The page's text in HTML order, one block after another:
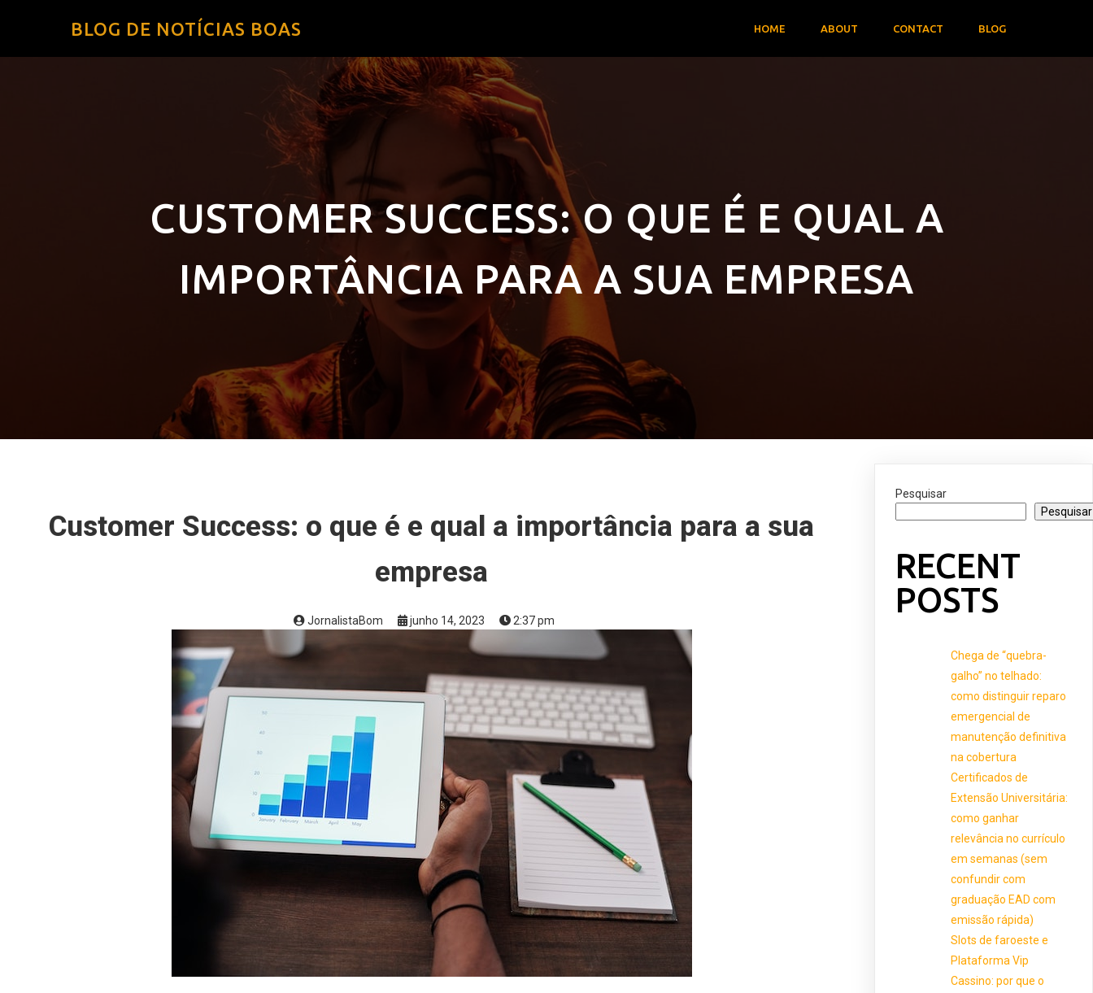
BLOG DE NOTÍCIAS BOAS HOME ABOUT CONTACT BLOG
CUSTOMER SUCCESS: O QUE É E QUAL A
IMPORTÂNCIA PARA A SUA EMPRESA
Customer Success: o que é e qual a importância para a sua
empresa
JornalistaBom junho 14, 2023 2:37 pm
Pesquisar
Pesquisar
RECENT
POSTS
Chega de “quebra-
galho” no telhado:
como distinguir reparo
emergencial de
manutenção definitiva
na cobertura
Certificados de
Extensão Universitária:
como ganhar
relevância no currículo
em semanas (sem
confundir com
graduação EAD com
emissão rápida)
Slots de faroeste e
Plataforma Vip
Cassino: por que o